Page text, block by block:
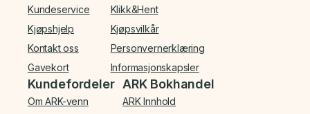
Kundeservice
Kjøpshjelp
Kontakt oss
Gavekort
Klikk&Hent
Kjøpsvilkår
Personvernerklæring
Informasjonskapsler
Kundefordeler
Om ARK-venn
ARK Bokhandel
ARK Innhold